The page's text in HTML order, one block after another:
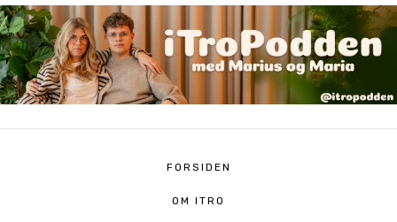
FORSIDEN
OM ITRO